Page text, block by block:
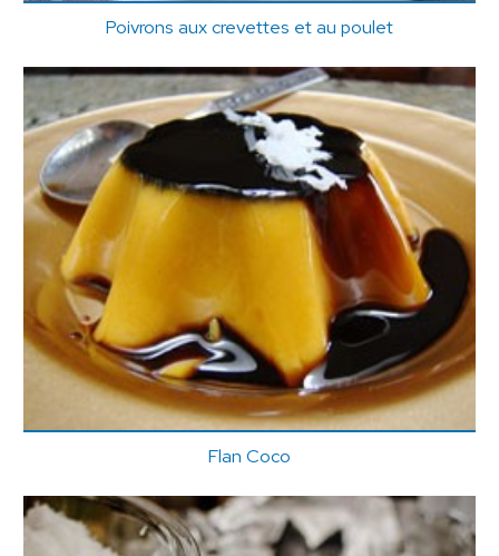
Poivrons aux crevettes et au poulet
Flan Coco